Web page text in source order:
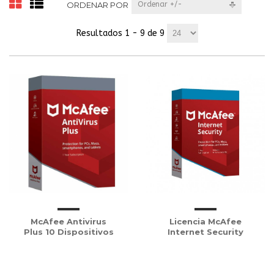
ORDENAR POR Ordenar +/-
Resultados 1 - 9 de 9
McAfee Antivirus
Plus 10 Dispositivos
Licencia McAfee
Internet Security